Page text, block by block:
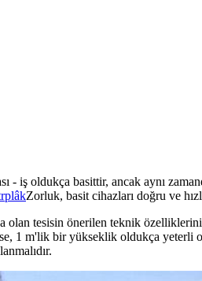
- iş oldukça basittir, ancak aynı
Zorluk, basit cihazları doğru ve
olan tesisin önerilen teknik
1 m'lik bir yükseklik oldukça yeterli